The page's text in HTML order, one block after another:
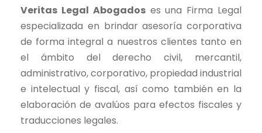
Veritas Legal Abogadoses una Firma Legal
especializada en brindar asesoría corporativa
de forma integral a nuestros clientes tanto en
el ámbito del derecho civil, mercantil,
administrativo, corporativo, propiedad industrial
e intelectual y fiscal, así como también en la
elaboración de avalúos para efectos fiscales y
traducciones legales.